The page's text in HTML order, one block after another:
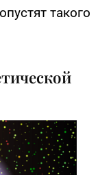
такого